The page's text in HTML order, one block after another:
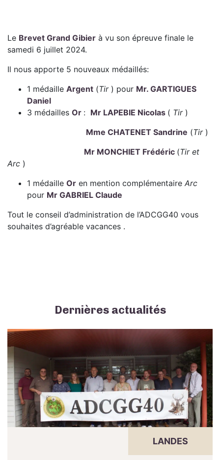
Le Brevet Grand Gibier à vu son épreuve finale le
samedi 6 juillet 2024.
Il nous apporte 5 nouveaux médaillés:
1 médaille Argent (Tir ) pour Mr. GARTIGUES
Daniel
3 médailles Or : Mr LAPEBIE Nicolas ( Tir)
Mme CHATENET Sandrine (Tir)
Mr MONCHIET Frédéric (Tir et
Arc )
1 médaille Or en mention complémentaire Arc
pour Mr GABRIEL Claude
Tout le conseil d’administration de l’ADCGG40 vous
souhaites d’agréable vacances .
Dernières actualités
LANDES